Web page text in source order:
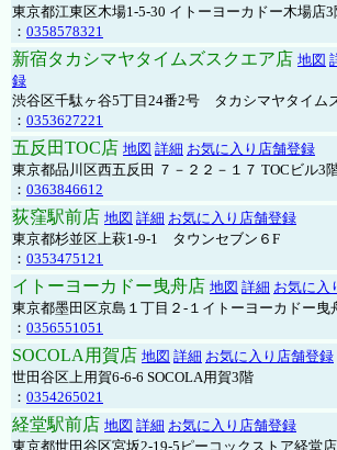
東京都江東区木場1-5-30 イトーヨーカドー木場店3
： 0358578321
新宿タカシマヤタイムズスクエア店 地図
録
渋谷区千駄ヶ谷5丁目24番2号 タカシマヤタイム
： 0353627221
五反田TOC店 地図 詳細 お気に入り店舗登録
東京都品川区西五反田 ７－２２－１７ TOCビル3
： 0363846612
荻窪駅前店 地図 詳細 お気に入り店舗登録
東京都杉並区上萩1-9-1 タウンセブン６F
： 0353475121
イトーヨーカドー曳舟店 地図 詳細 お気に入
東京都墨田区京島１丁目２-１イトーヨーカドー曳
： 0356551051
SOCOLA用賀店 地図 詳細 お気に入り店舗登録
世田谷区上用賀6-6-6 SOCOLA用賀3階
： 0354265021
経堂駅前店 地図 詳細 お気に入り店舗登録
東京都世田谷区宮坂2-19-5ピーコックストア経堂